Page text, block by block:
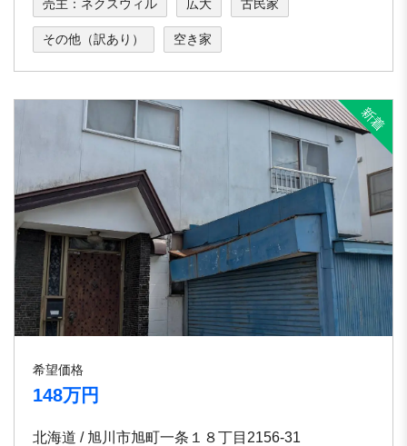
売主：ネクスウィル 広大 古民家
その他（訳あり） 空き家
希望価格
148万円
北海道 / 旭川市旭町⼀条１８丁⽬2156-31